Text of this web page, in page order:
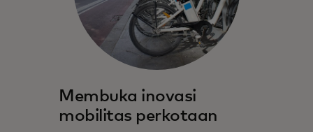
Membuka inovasi
mobilitas perkotaan